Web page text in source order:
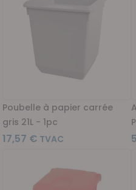
Poubelle à papier carrée
gris 21L - 1pc
17,57 €